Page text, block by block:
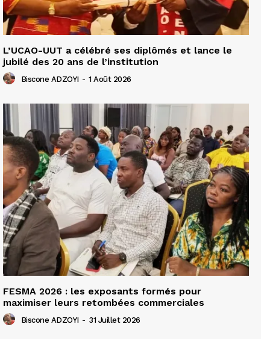
L’UCAO-UUT a célébré ses diplômés et lance le
jubilé des 20 ans de l’institution
Biscone ADZOYI - 1 Août 2026
FESMA 2026 : les exposants formés pour
maximiser leurs retombées commerciales
Biscone ADZOYI - 31 Juillet 2026